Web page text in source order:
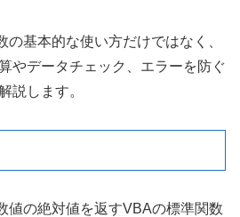
の基本的な使い方だけではなく、
やデータチェック、エラーを防ぐ
説します。
値の絶対値を返すVBAの標準関数